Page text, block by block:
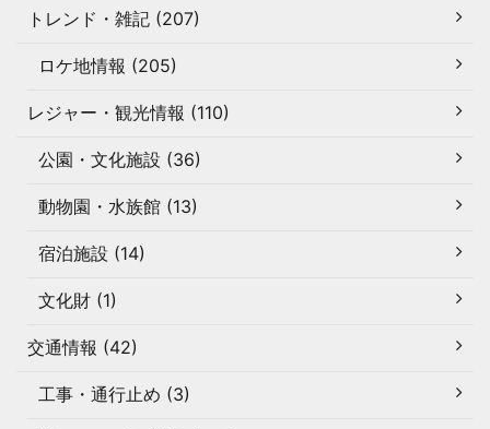
トレンド・雑記 (207)
ロケ地情報 (205)
レジャー・観光情報 (110)
公園・文化施設 (36)
動物園・水族館 (13)
宿泊施設 (14)
文化財 (1)
交通情報 (42)
工事・通行止め (3)